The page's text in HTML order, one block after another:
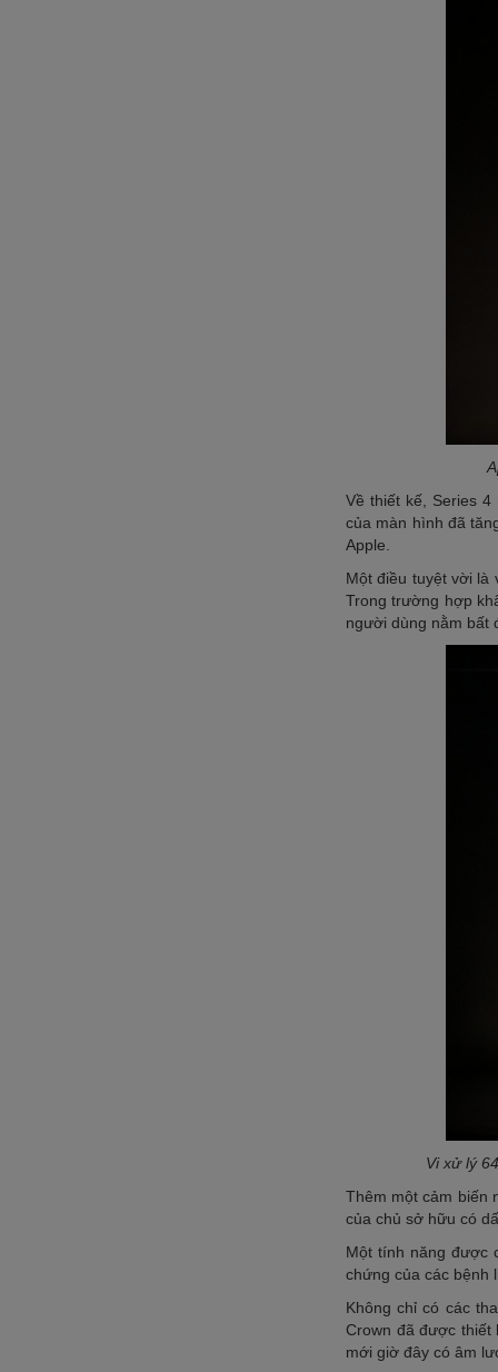
Về thiết kế, Series
của màn hình đã
Apple.
Một điều tuyệt vời là
Trong trường hợp
người dùng nằm bất
Vi xử lý
Thêm một cảm biến
của chủ sở hữu có
Một tính năng được
chứng của các bệnh
Không chỉ có các
Crown đã được thiết
mới giờ đây có âm